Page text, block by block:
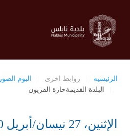
الرئيسيه روابط اخرى
البوم الصور
البلدة القديمةحارة القريون
الإثنين، 27 نيسان/أبريل 2020